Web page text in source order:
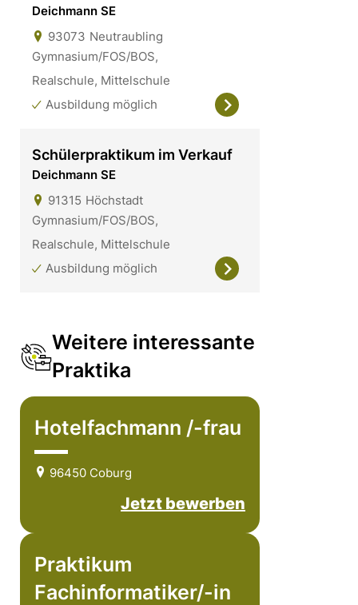
Deichmann SE
93073 Neutraubling
Gymnasium/FOS/BOS,
Realschule, Mittelschule
Ausbildung möglich
Schülerpraktikum im Verkauf
Deichmann SE
91315 Höchstadt
Gymnasium/FOS/BOS,
Realschule, Mittelschule
Ausbildung möglich
Weitere interessante
Praktika
Hotelfachmann /-frau
96450 Coburg
Jetzt bewerben
Praktikum
Fachinformatiker/-in